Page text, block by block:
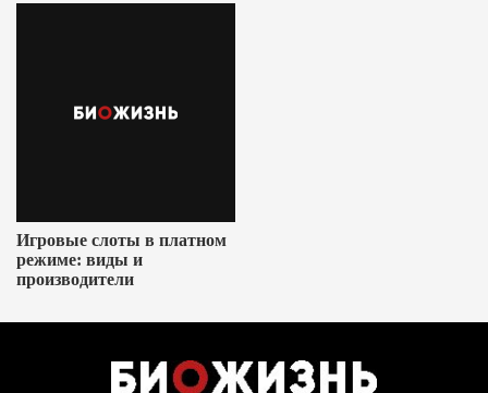
Игровые слоты в платном
режиме: виды и
производители